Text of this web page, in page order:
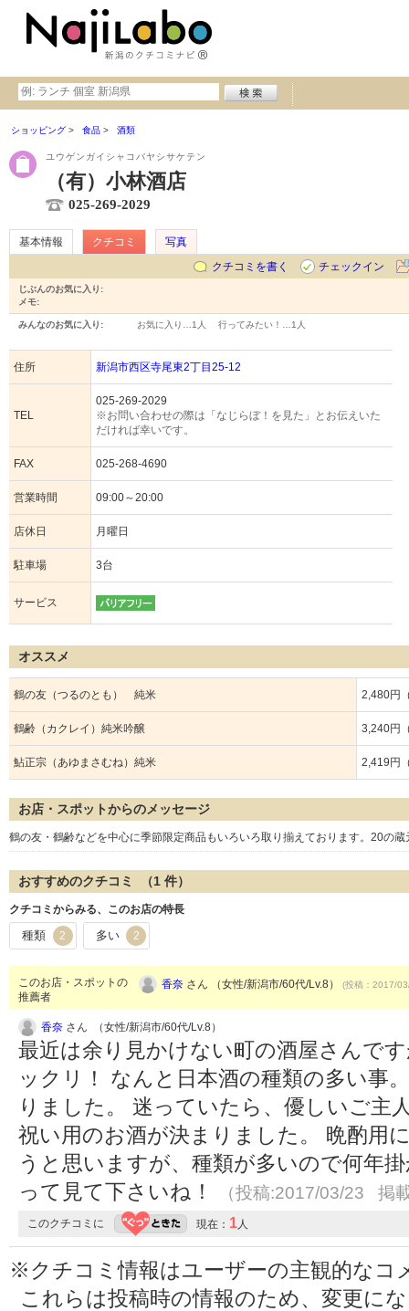
ショッピング 食品 酒類
ユウゲンガイシャコバヤシサケテン
（有）小林酒店
025-269-2029
基本情報 クチコミ
写真
クチコミを書く
チェックイン
じぶんのお気に入り:
メモ:
みんなのお気に入り: お気に入り… 1人 行ってみたい！… 1人
住所 新潟市西区寺尾東2丁目25-12
TEL
025-269-2029
※お問い合わせの際は「なじらぼ！を見た」とお伝えいた
だければ幸いです。
FAX 025-268-4690
営業時間 09:00～20:00
店休日 月曜日
駐車場 3台
サービス
オススメ
鶴の友（つるのとも） 純米 2,480円
鶴齢（カクレイ）純米吟醸 3,240円
鮎正宗（あゆまさむね）純米 2,419円
お店・スポットからのメッセージ
鶴の友・鶴齢などを中心に季節限定商品もいろいろ取り揃えております。20の
おすすめのクチコミ （1 件）
クチコミからみる、このお店の特長
種類 2 多い 2
このお店・スポットの
推薦者
香奈 さん （女性/新潟市/60代/Lv.8） (投稿：2017/
香奈 さん （女性/新潟市/60代/Lv.8）
最近は余り見かけない町の酒屋さんで
ックリ！ なんと日本酒の種類の多い事
りました。 迷っていたら、優しいご主
祝い用のお酒が決まりました。 晩酌用
うと思いますが、種類が多いので何年
って見て下さいね！
（投稿:2017/03/23 掲
このクチコミに 現在： 1 人
※クチコミ情報はユーザーの主観的なコ
これらは投稿時の情報のため、変更に